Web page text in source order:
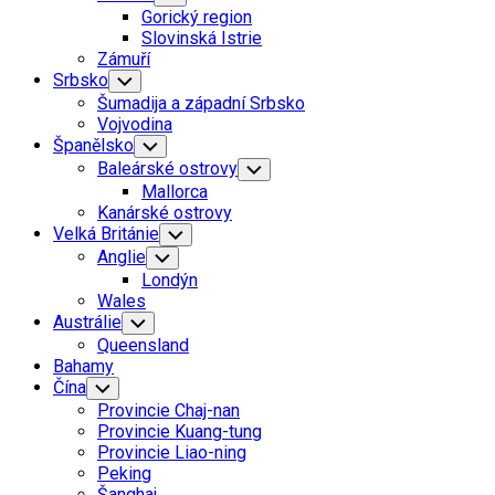
Child
Menu
Gorický region
Slovinská Istrie
Zámuří
Srbsko Toggle
Child
Menu
Šumadija a západní Srbsko
Vojvodina
Španělsko Toggle
Child
Menu
Baleárské ostrovy Toggle
Child
Mallorca
Kanárské ostrovy
Velká Británie Toggle
Child
Menu
Anglie Toggle
Child
Menu
Londýn
Wales
Austrálie Toggle
Child
Menu
Queensland
Bahamy
Čína Toggle
Child
Menu
Provincie Chaj-nan
Provincie Kuang-tung
Provincie Liao-ning
Peking